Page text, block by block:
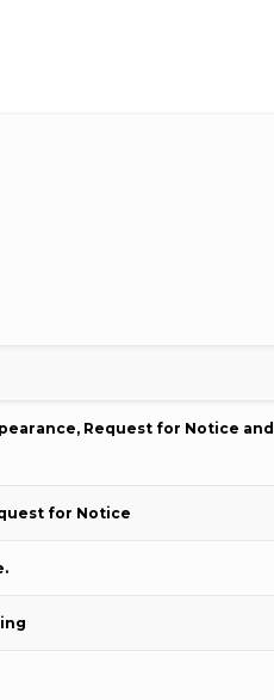
Request for Notice and
for Notice